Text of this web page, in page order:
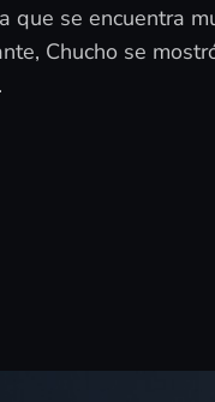
se encuentra
Chucho se